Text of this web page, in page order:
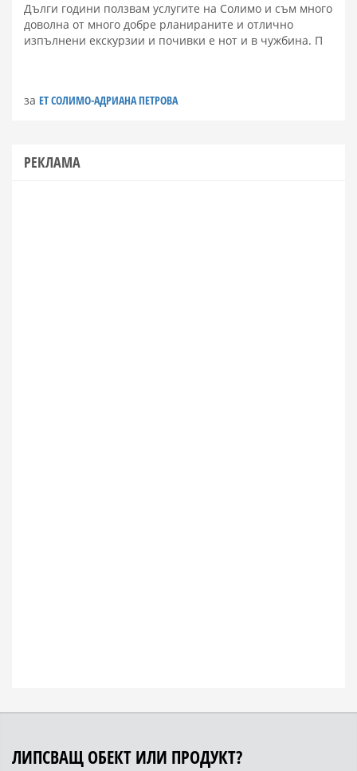
Дълги години ползвам услугите на Солимо и съм много
доволна от много добре рланираните и отлично
изпълнени екскурзии и почивки е нот и в чужбина. П
за ЕТ СОЛИМО-АДРИАНА ПЕТРОВА
РЕКЛАМА
ЛИПСВАЩ ОБЕКТ ИЛИ ПРОДУКТ?